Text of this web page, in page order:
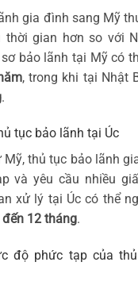
gia đình sang Mỹ
thời gian hơn so với
bảo lãnh tại Mỹ có
, trong khi tại Nhật
.
tục bảo lãnh tại Úc
thủ tục bảo lãnh
và yêu cầu nhiều
xử lý tại Úc có thể
đến 12 tháng.
độ phức tạp của